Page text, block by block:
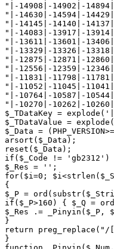
"|-14908|-14902|-
"|-14630|-14594|-
"|-14145|-14140|-
"|-14083|-13917|-
"|-13611|-13601|-
"|-13329|-13326|-
"|-12875|-12871|-
"|-12556|-12359|-
"|-11831|-11798|-
"|-11052|-11045|-
"|-10764|-10587|-
"|-10270|-10262|-
$_TDataKey =
$_TDataValue =
$_Data =
arsort($_Data);
reset($_Data);
if($_Code != 'gb2312')
$_Res = '';
for($i=0;
{
$_P =
if($_P>160) { $_Q =
$_Res .= _Pinyin($_P,
}
return
}